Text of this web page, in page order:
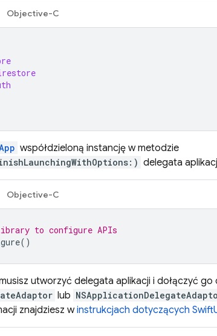
Objective-C
współdzieloną instancję w metodzie
delegata
Objective-C
to configure APIs
()
musisz utworzyć delegata aplikacji i dołączyć
lub
znajdziesz winstrukcjach dotyczących